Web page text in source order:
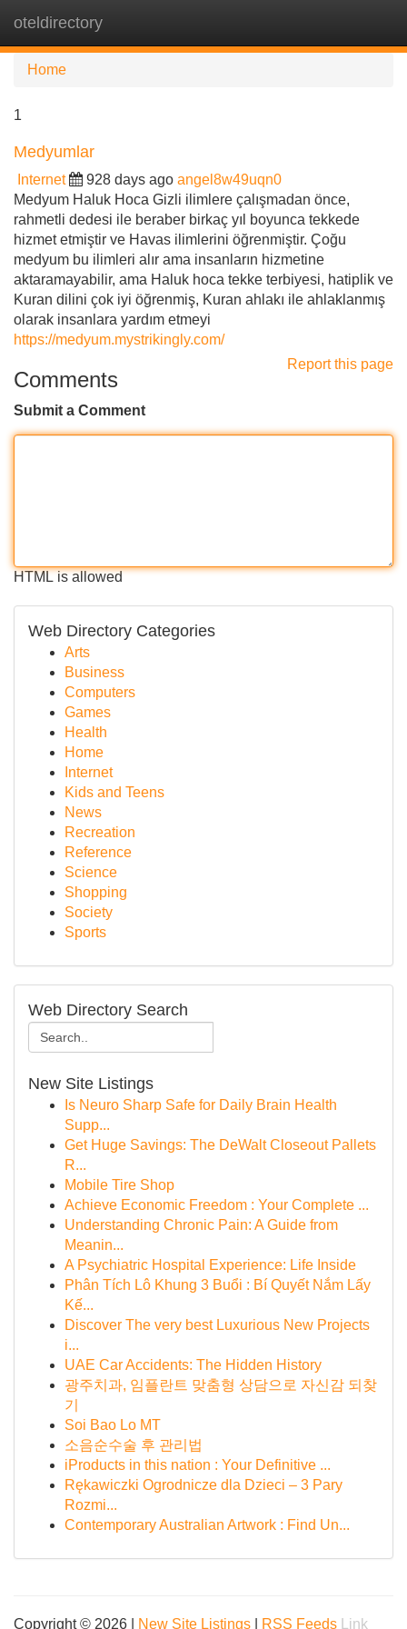
oteldirectory
Home
1
Medyumlar
Internet 928 days ago angel8w49uqn0
Medyum Haluk Hoca Gizli ilimlere çalışmadan önce,
rahmetli dedesi ile beraber birkaç yıl boyunca tekkede
hizmet etmiştir ve Havas ilimlerini öğrenmiştir. Çoğu
medyum bu ilimleri alır ama insanların hizmetine
aktaramayabilir, ama Haluk hoca tekke terbiyesi, hatiplik ve
Kuran dilini çok iyi öğrenmiş, Kuran ahlakı ile ahlaklanmış
olarak insanlara yardım etmeyi
https://medyum.mystrikingly.com/
Report this page
Comments
Submit a Comment
HTML is allowed
Web Directory Categories
Arts
Business
Computers
Games
Health
Home
Internet
Kids and Teens
News
Recreation
Reference
Science
Shopping
Society
Sports
Web Directory Search
New Site Listings
Is Neuro Sharp Safe for Daily Brain Health
Supp...
Get Huge Savings: The DeWalt Closeout Pallets
R...
Mobile Tire Shop
Achieve Economic Freedom : Your Complete ...
Understanding Chronic Pain: A Guide from
Meanin...
A Psychiatric Hospital Experience: Life Inside
Phân Tích Lô Khung 3 Buổi : Bí Quyết Nắm Lấy
Kế...
Discover The very best Luxurious New Projects
i...
UAE Car Accidents: The Hidden History
광주치과, 임플란트 맞춤형 상담으로 자신감 되찾
기
Soi Bao Lo MT
소음순수술 후 관리법
iProducts in this nation : Your Definitive ...
Rękawiczki Ogrodnicze dla Dzieci – 3 Pary
Rozmi...
Contemporary Australian Artwork : Find Un...
Copyright © 2026 | New Site Listings RSS Feeds Link